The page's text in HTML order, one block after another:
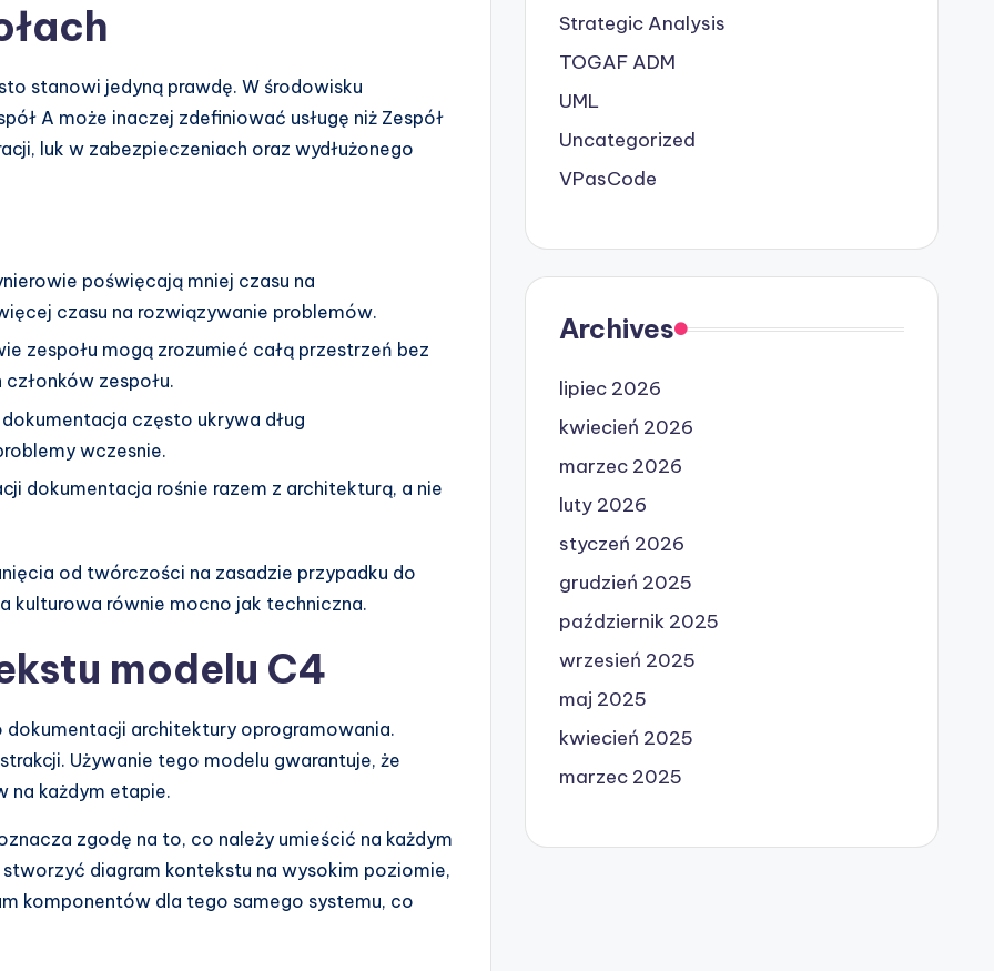
stanowi jedyną prawdę. W środowisku
A może inaczej zdefiniować usługę niż Zespół
luk w zabezpieczeniach oraz wydłużonego
poświęcają mniej czasu na
czasu na rozwiązywanie problemów.
zespołu mogą zrozumieć całą przestrzeń bez
zespołu.
często ukrywa dług
wczesnie.
dokumentacja rośnie razem z architekturą, a nie
od twórczości na zasadzie przypadku do
kulturowa równie mocno jak techniczna.
modelu C4
architektury oprogramowania.
Używanie tego modelu gwarantuje, że
na każdym etapie.
zgodę na to, co należy umieścić na każdym
diagram kontekstu na wysokim poziomie,
komponentów dla tego samego systemu, co
Strategic Analysis
TOGAF ADM
UML
Uncategorized
VPasCode
Archives
lipiec 2026
kwiecień 2026
marzec 2026
luty 2026
styczeń 2026
grudzień 2025
październik 2025
wrzesień 2025
maj 2025
kwiecień 2025
marzec 2025